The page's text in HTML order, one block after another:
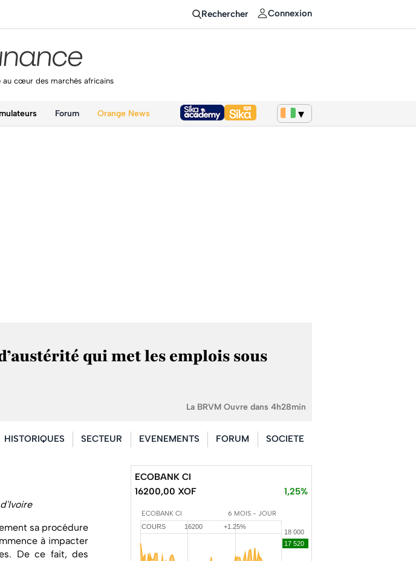
Rechercher Connexion
au cœur des marchés africains
Forum Orange News
qui met les emplois sous
La BRVM Ouvre dans 4h28min
HISTORIQUES SECTEUR EVENEMENTS FORUM SOCIETE
sa procédure
à impacter
De ce fait, des
ECOBANK CI
16200,00 XOF
1,25%
ECOBANK CI 6 MOIS - JOUR
COURS 16200 +1.25%